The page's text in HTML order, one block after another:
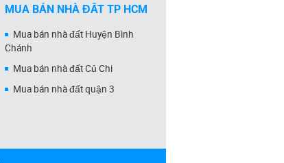
MUA BÁN NHÀ ĐẤT TP HCM
Mua bán nhà đất Huyện Bình
Chánh
Mua bán nhà đất Củ Chi
Mua bán nhà đất quận 3